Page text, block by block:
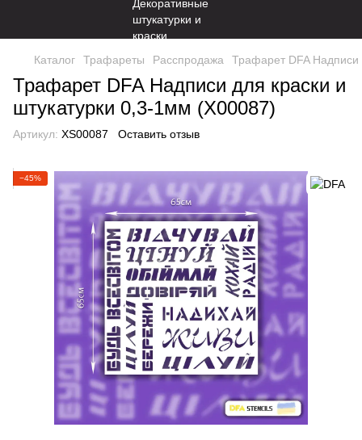
Каталог Трафареты Расспродажа Трафарет DFA Надписи
Трафарет DFA Надписи для краски и
штукатурки 0,3-1мм (X00087)
Артикул: XS00087 Оставить отзыв
−45%